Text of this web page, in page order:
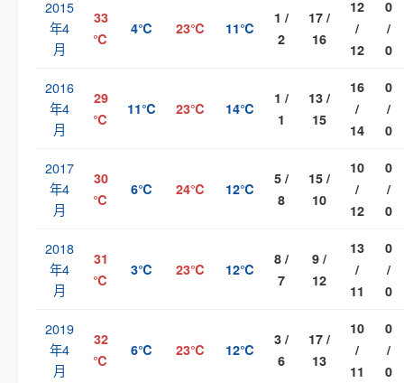
2015
年4
月
33
℃
4℃ 23℃ 11℃
1 /
2
17 /
16
12
/
12
0
/
0
2016
年4
月
29
℃
11℃ 23℃ 14℃
1 /
1
13 /
15
16
/
14
0
/
0
2017
年4
月
30
℃
6℃ 24℃ 12℃
5 /
8
15 /
10
10
/
12
0
/
0
2018
年4
月
31
℃
3℃ 23℃ 12℃
8 /
7
9 /
12
13
/
11
0
/
0
2019
年4
月
32
℃
6℃ 23℃ 12℃
3 /
6
17 /
13
10
/
11
0
/
0